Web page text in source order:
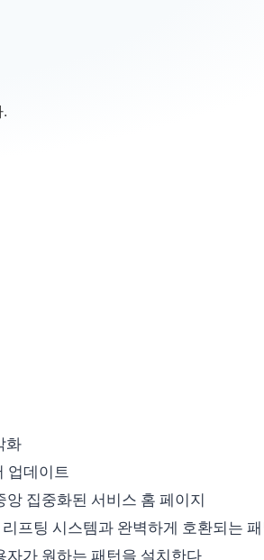
.
화
업데이트
집중화된 서비스 홈 페이지
프팅 시스템과 완벽하게 호환되는
자가 원하는 패턴을 설치한다